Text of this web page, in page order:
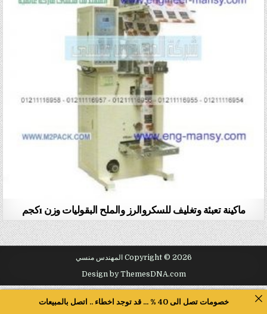
ماكينة تعبئة وتغليف للسكروالرز والملح البقوليات وزن 1كجم
Copyright © 2026 المهندس منسي
Design by ThemesDNA.com
خصومات تصل الى 40 % ... قد توجد اخطاء .. اتصل بالمبيعات